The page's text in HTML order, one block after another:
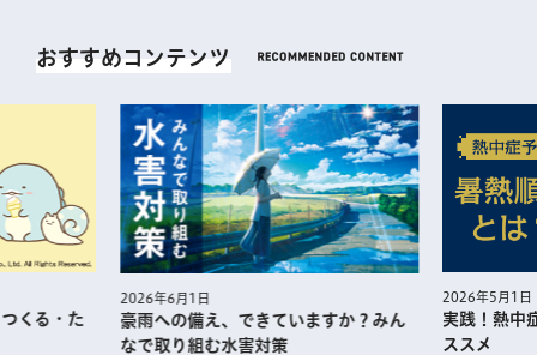
おすすめコンテンツ
くる・た
2026年6月1日
豪雨への備え、できていますか？みん
なで取り組む水害対策
2026年5月1日
実践！熱中
ススメ